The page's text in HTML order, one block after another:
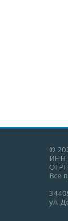
©
ИНН
Все
ул.